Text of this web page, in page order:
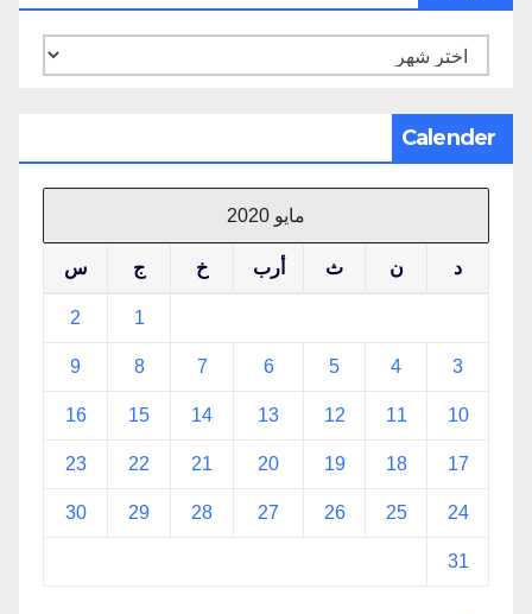
الأرشيف
Calender
مايو 2020
د ن ث أرب خ ج س
1
2
3
4
5
6
7
8
9
10
11
12
13
14
15
16
17
18
19
20
21
22
23
24
25
26
27
28
29
30
31